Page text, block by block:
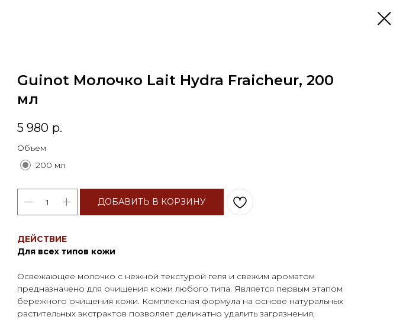
Guinot Молочко Lait Hydra Fraicheur, 200
мл
5 980 р.
Объем
200 мл
ДОБАВИТЬ В КОРЗИНУ
ДЕЙСТВИЕ
Для всех типов кожи
Освежающее молочко с нежной текстурой геля и свежим ароматом
предназначено для очищения кожи любого типа. Является первым этапом
бережного очищения кожи. Комплексная формула на основе натуральных
растительных экстрактов позволяет деликатно удалить загрязнения,